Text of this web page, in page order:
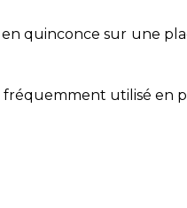
quinconce sur une
fréquemment utilisé en